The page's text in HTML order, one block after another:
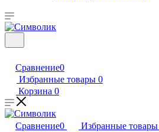
Сравнение0
Избранные товары 0
Корзина 0
Сравнение0 Избранные товары